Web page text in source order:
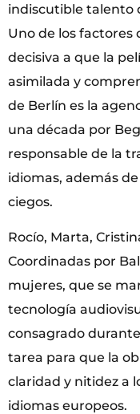
indiscutible talento
Uno de los
decisiva a que la
asimilada y
de Berlín es la
una década por
responsable de la
idiomas, además
ciegos.
Rocío, Marta,
Coordinadas por
mujeres, que se
tecnología
consagrado
tarea para que la
claridad y nitidez a
idiomas europeos.